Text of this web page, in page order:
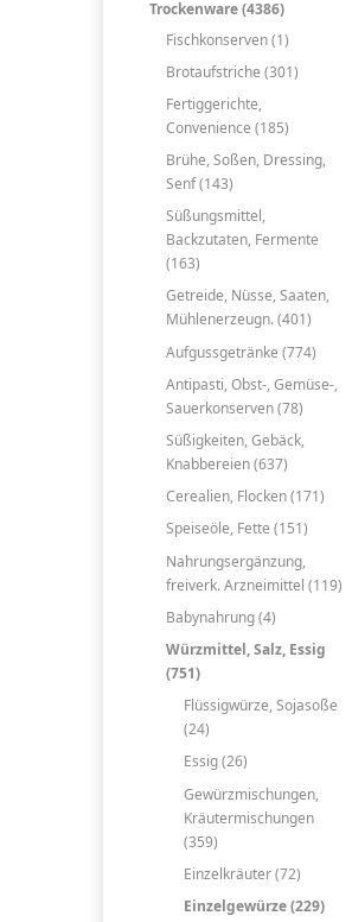
Trockenware (4386)
Fischkonserven (1)
Brotaufstriche (301)
Fertiggerichte,
Convenience (185)
Brühe, Soßen, Dressing,
Senf (143)
Süßungsmittel,
Backzutaten, Fermente
(163)
Getreide, Nüsse, Saaten,
Mühlenerzeugn. (401)
Aufgussgetränke (774)
Antipasti, Obst-, Gemüse-,
Sauerkonserven (78)
Süßigkeiten, Gebäck,
Knabbereien (637)
Cerealien, Flocken (171)
Speiseöle, Fette (151)
Nahrungsergänzung,
freiverk. Arzneimittel (119)
Babynahrung (4)
Würzmittel, Salz, Essig
(751)
Flüssigwürze, Sojasoße
(24)
Essig (26)
Gewürzmischungen,
Kräutermischungen
(359)
Einzelkräuter (72)
Einzelgewürze (229)